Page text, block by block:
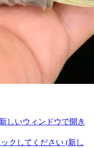
しいウィンドウで開き
クしてください (新し